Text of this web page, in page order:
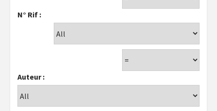
N° Rif :
Auteur :